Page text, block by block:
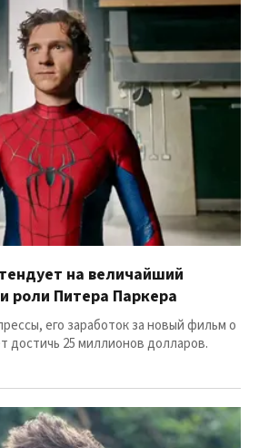
на величайший
роли Питера Паркера
его заработок за новый фильм о
достичь 25 миллионов долларов.